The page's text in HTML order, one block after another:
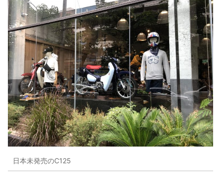
日本未発売のC125